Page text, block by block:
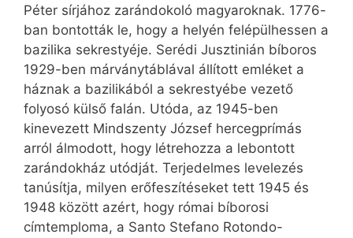
Péter sírjához zarándokoló magyaroknak. 1776-
ban bontották le, hogy a helyén felépülhessen a
bazilika sekrestyéje. Serédi Jusztinián bíboros
1929-ben márványtáblával állított emléket a
háznak a bazilikából a sekrestyébe vezető
folyosó külső falán. Utóda, az 1945-ben
kinevezett Mindszenty József hercegprímás
arról álmodott, hogy létrehozza a lebontott
zarándokház utódját. Terjedelmes levelezés
tanúsítja, milyen erőfeszítéseket tett 1945 és
1948 között azért, hogy római bíborosi
címtemploma, a Santo Stefano Rotondo-